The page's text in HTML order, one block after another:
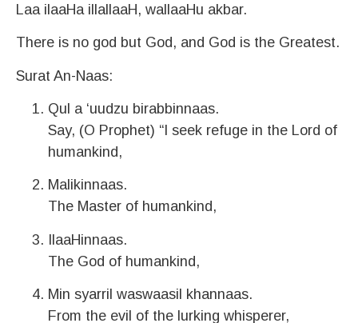
Laa ilaaHa illallaaH, wallaaHu akbar.
There is no god but God, and God is the Greatest.
Surat An-Naas:
Qul a ‘uudzu birabbinnaas.
Say, (O Prophet) “I seek refuge in the Lord of
humankind,
Malikinnaas.
The Master of humankind,
IlaaHinnaas.
The God of humankind,
Min syarril waswaasil khannaas.
From the evil of the lurking whisperer,